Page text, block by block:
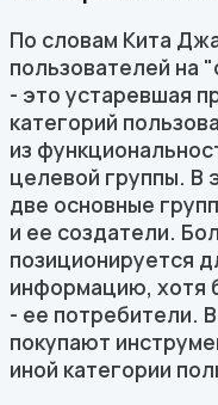
По словам Кита
пользователей на
- это устаревшая
категорий
из
целевой группы. В
две основные
и ее создатели.
позиционируется
информацию, хотя
- ее потребители.
покупают
иной категории